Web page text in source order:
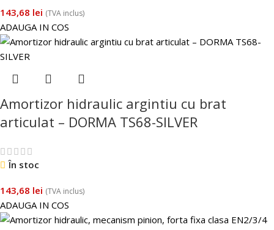
143,68 lei (TVA inclus)
ADAUGA IN COS
Amortizor hidraulic argintiu cu brat
articulat – DORMA TS68-SILVER
În stoc
143,68 lei (TVA inclus)
ADAUGA IN COS